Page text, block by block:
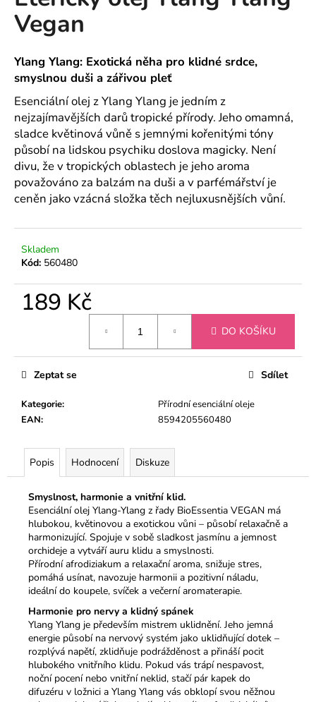
0,0
hvězdiček.
Vegan
Ylang Ylang: Exotická něha pro klidné srdce,
smyslnou duši a zářivou pleť
Esenciální olej z Ylang Ylang je jedním z
nejzajímavějších darů tropické přírody. Jeho omamná,
sladce květinová vůně s jemnými kořenitými tóny
působí na lidskou psychiku doslova magicky. Není
divu, že v tropických oblastech je jeho aroma
považováno za balzám na duši a v parfémářství je
ceněn jako vzácná složka těch nejluxusnějších vůní.
Skladem
Kód: 560480
189 Kč
DO KOŠÍKU
Kategorie:
Přírodní esenciální oleje
EAN: 8594205560480
Zeptat se Sdílet
Popis Hodnocení Diskuze
Smyslnost, harmonie a vnitřní klid.
Esenciální olej Ylang-Ylang z řady BioEssentia VEGAN má
hlubokou, květinovou a exotickou vůni – působí relaxačně a
harmonizující. Spojuje v sobě sladkost jasmínu a jemnost
orchideje a vytváří auru klidu a smyslnosti.
Přírodní afrodiziakum a relaxační aroma, snižuje stres,
pomáhá usínat, navozuje harmonii a pozitivní náladu,
ideální do koupele, svíček a večerní aromaterapie.
Harmonie pro nervy a klidný spánek
Ylang Ylang je především mistrem uklidnění. Jeho jemná
energie působí na nervový systém jako uklidňující dotek –
rozplývá napětí, zklidňuje podrážděnost a přináší pocit
hlubokého vnitřního klidu. Pokud vás trápí nespavost,
noční pocení nebo vnitřní neklid, stačí pár kapek do
difuzéru v ložnici a Ylang Ylang vás obklopí svou něžnou
a
í
t
?
HLEDAT
D
p
o
r
m
OLEJ
HŘEBÍČEK
SE
179